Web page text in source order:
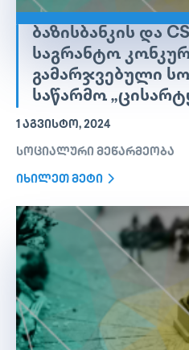
ᲑᲐᲖᲘᲡᲑᲐᲜᲙᲘᲡ ᲓᲐ
ᲡᲐᲒᲠᲐᲜᲢᲝ
ᲒᲐᲛᲐᲠᲯᲕᲔᲑᲣᲚᲘ
ᲡᲐᲬᲐᲠᲛᲝ
1 ᲐᲒᲕᲘᲡᲢᲝ, 2024
სოციალური მეწარმეობა
იხილეთ მეტი